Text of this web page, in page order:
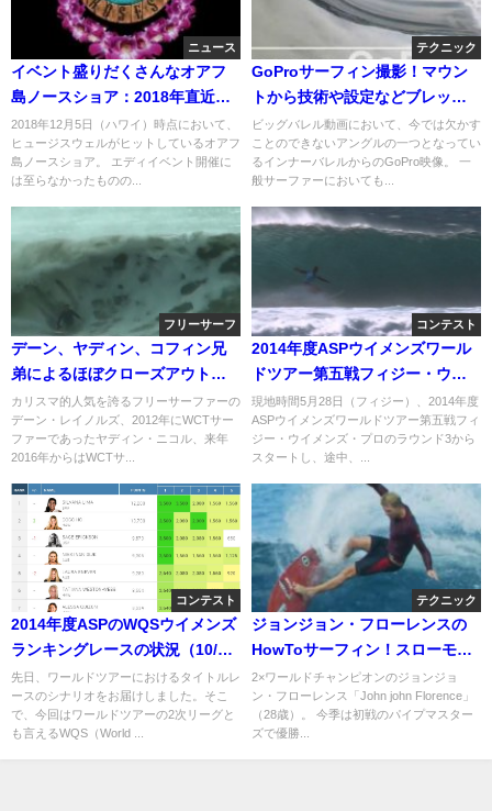
ニュース
イベント盛りだくさんなオアフ
島ノースショア：2018年直近ス
ケジュール
2018年12月5日（ハワイ）時点において、
ヒュージスウェルがヒットしているオアフ
島ノースショア。 エディイベント開催に
は至らなかったものの...
テクニック
GoProサーフィン撮影！マウン
トから技術や設定などブレッ
ト・バーリーが解説
ビッグバレル動画において、今では欠かす
ことのできないアングルの一つとなってい
るインナーバレルからのGoPro映像。 一
般サーファーにおいても...
フリーサーフ
デーン、ヤディン、コフィン兄
弟によるほぼクローズアウトの
バレルセッション＠南カリフォ
ルニア
カリスマ的人気を誇るフリーサーファーの
デーン・レイノルズ、2012年にWCTサー
ファーであったヤディン・ニコル、来年
2016年からはWCTサ...
コンテスト
2014年度ASPウイメンズワール
ドツアー第五戦フィジー・ウイ
メンズ・プロ：二日目ハイライ
ト
現地時間5月28日（フィジー）、2014年度
ASPウイメンズワールドツアー第五戦フィ
ジー・ウイメンズ・プロのラウンド3から
スタートし、途中、...
コンテスト
2014年度ASPのWQSウイメンズ
ランキングレースの状況（10/27
時点）
先日、ワールドツアーにおけるタイトルレ
ースのシナリオをお届けしました。そこ
で、今回はワールドツアーの2次リーグと
も言えるWQS（World ...
テクニック
ジョンジョン・フローレンスの
HowToサーフィン！スローモー
ション動画
2×ワールドチャンピオンのジョンジョ
ン・フローレンス「John john Florence」
（28歳）。 今季は初戦のパイプマスター
ズで優勝...